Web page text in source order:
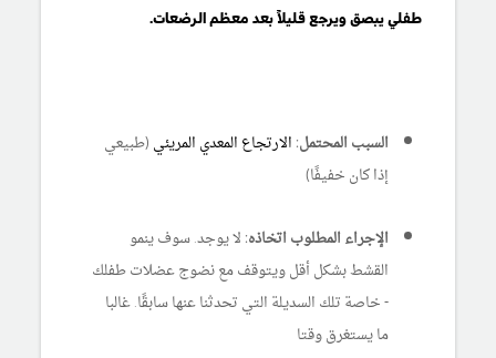
طفلي يبصق ويرجع قليلاً بعد معظم الرضعات.
السبب المحتمل: الارتجاع المعدي المريئي (طبيعي
إذا كان خفيفًا)
الإجراء المطلوب اتخاذه: لا يوجد. سوف ينمو
القشط بشكل أقل ويتوقف مع نضوج عضلات طفلك
- خاصة تلك السديلة التي تحدثنا عنها سابقًا. غالبا
ما يستغرق وقتا